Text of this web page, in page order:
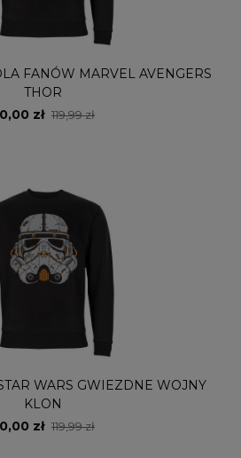
FANÓW MARVEL AVENGERS
THOR
zł 119,99 zł
WARS GWIEZDNE WOJNY
KLON
zł 119,99 zł